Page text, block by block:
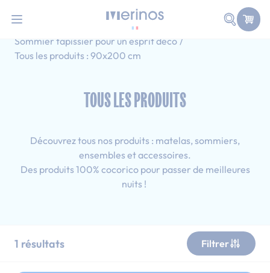
Faire
Accueil
Sommier tapissier pour un esprit déco
Tous les produits : 90x200 cm
TOUS LES PRODUITS
Découvrez tous nos produits : matelas, sommiers,
ensembles et accessoires.
Des produits 100% cocorico pour passer de meilleures
nuits !
1 résultats Filtrer